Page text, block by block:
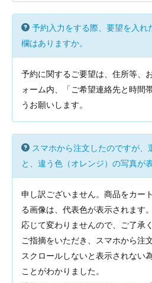
予約入力をする際、要望を入れ
欄はありますか。
予約に関するご要望は、住所等、
ォーム内、「ご希望連絡先と時間
うお願いします。
スマホから注文したのですが、
と、違う色（オレンジ）の写真が
申し訳ございません。商品をカー
る画像は、代表色が表示されます
応じて変わりませんので、ご了承
ご指摘をいただき、スマホから注
スクロールしないと表示されない
ことがわかりました。